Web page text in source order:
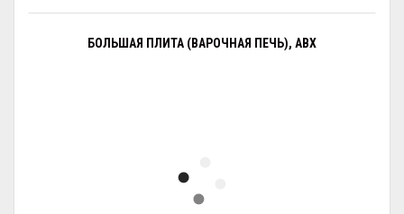
БОЛЬШАЯ ПЛИТА (ВАРОЧНАЯ ПЕЧЬ), ABX